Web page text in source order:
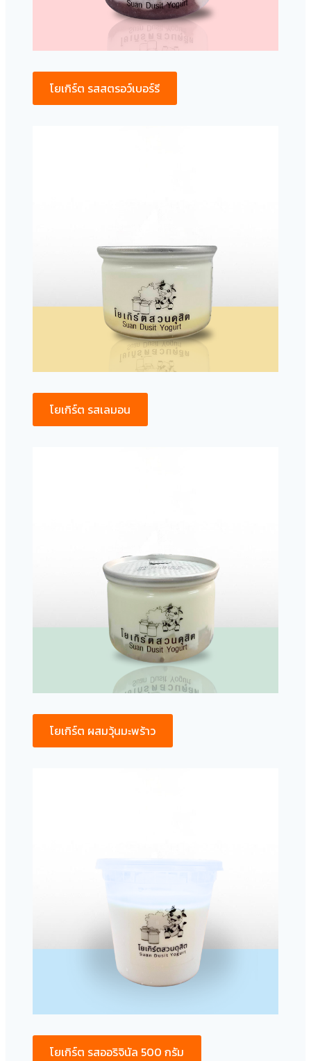
โยเกิร์ต รสสตรอว์เบอร์รี
โยเกิร์ต รสเลมอน
โยเกิร์ต ผสมวุ้นมะพร้าว
โยเกิร์ต รสออริจินัล 500 กรัม